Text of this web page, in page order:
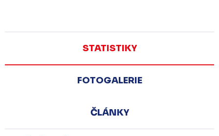
STATISTIKY
FOTOGALERIE
ČLÁNKY